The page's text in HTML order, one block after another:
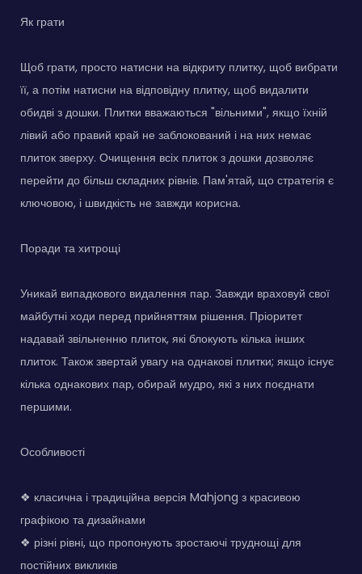
Як грати
Щоб грати, просто натисни на відкриту плитку, щоб вибрати
її, а потім натисни на відповідну плитку, щоб видалити
обидві з дошки. Плитки вважаються "вільними", якщо їхній
лівий або правий край не заблокований і на них немає
плиток зверху. Очищення всіх плиток з дошки дозволяє
перейти до більш складних рівнів. Пам'ятай, що стратегія є
ключовою, і швидкість не завжди корисна.
Поради та хитрощі
Уникай випадкового видалення пар. Завжди враховуй свої
майбутні ходи перед прийняттям рішення. Пріоритет
надавай звільненню плиток, які блокують кілька інших
плиток. Також звертай увагу на однакові плитки; якщо існує
кілька однакових пар, обирай мудро, які з них поєднати
першими.
Особливості
❖ класична і традиційна версія Mahjong з красивою
графікою та дизайнами
❖ різні рівні, що пропонують зростаючі труднощі для
постійних викликів